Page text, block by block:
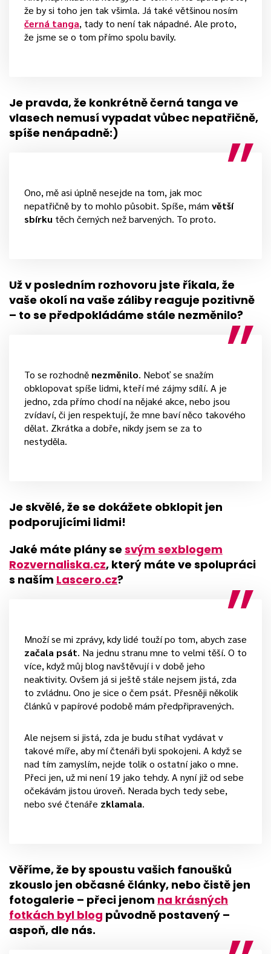
že by si toho jen tak všimla. Já také většinou nosím
černá tanga, tady to není tak nápadné. Ale proto,
že jsme se o tom přímo spolu bavily.
Je pravda, že konkrétně černá tanga ve
vlasech nemusí vypadat vůbec nepatřičně,
spíše nenápadně:)
Ono, mě asi úplně nesejde na tom, jak moc
nepatřičně by to mohlo působit. Spíše, mám větší
sbírku těch černých než barvených. To proto.
Už v posledním rozhovoru jste říkala, že
vaše okolí na vaše záliby reaguje pozitivně
– to se předpokládáme stále nezměnilo?
To se rozhodně nezměnilo. Neboť se snažím
obklopovat spíše lidmi, kteří mé zájmy sdílí. A je
jedno, zda přímo chodí na nějaké akce, nebo jsou
zvídaví, či jen respektují, že mne baví něco takového
dělat. Zkrátka a dobře, nikdy jsem se za to
nestyděla.
Je skvělé, že se dokážete obklopit jen
podporujícími lidmi!
Jaké máte plány se svým sexblogem
Rozvernaliska.cz, který máte ve spolupráci
s naším Lascero.cz?
Množí se mi zprávy, kdy lidé touží po tom, abych zase
začala psát. Na jednu stranu mne to velmi těší. O to
více, když můj blog navštěvují i v době jeho
neaktivity. Ovšem já si ještě stále nejsem jistá, zda
to zvládnu. Ono je sice o čem psát. Přesněji několik
článků v papírové podobě mám předpřipravených.
Ale nejsem si jistá, zda je budu stíhat vydávat v
takové míře, aby mí čtenáři byli spokojeni. A když se
nad tím zamyslím, nejde tolik o ostatní jako o mne.
Přeci jen, už mi není 19 jako tehdy. A nyní již od sebe
očekávám jistou úroveň. Nerada bych tedy sebe,
nebo své čtenáře zklamala.
Věříme, že by spoustu vašich fanoušků
zkouslo jen občasné články, nebo čistě jen
fotogalerie – přeci jenom na krásných
fotkách byl blog původně postavený –
aspoň, dle nás.